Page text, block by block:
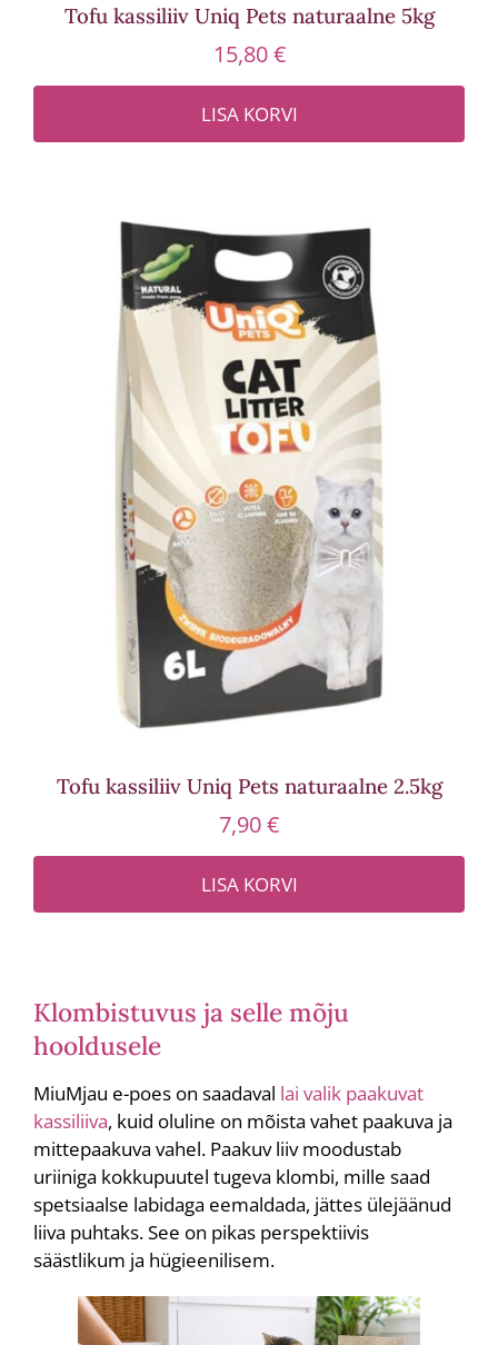
Tofu kassiliiv Uniq Pets naturaalne 5kg
15,80€
LISA KORVI
Tofu kassiliiv Uniq Pets naturaalne 2.5kg
7,90€
LISA KORVI
Klombistuvus ja selle mõju
hooldusele
MiuMjau e-poes on saadaval lai valik paakuvat
kassiliiva, kuid oluline on mõista vahet paakuva ja
mittepaakuva vahel. Paakuv liiv moodustab
uriiniga kokkupuutel tugeva klombi, mille saad
spetsiaalse labidaga eemaldada, jättes ülejäänud
liiva puhtaks. See on pikas perspektiivis
säästlikum ja hügieenilisem.